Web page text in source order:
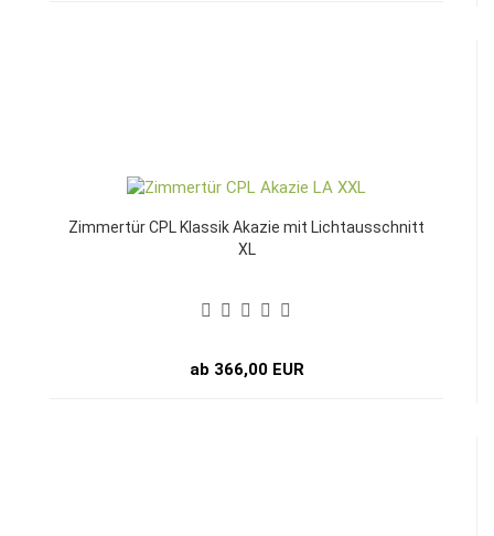
Zimmertür CPL Klassik Akazie mit Lichtausschnitt
XL
ab 366,00 EUR